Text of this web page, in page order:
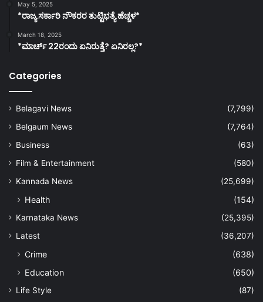
May 5, 2025
*ರಾಜ್ಯ ಸರ್ಕಾರಿ ನೌಕರರ ತುಟ್ಟಿಭತ್ಯೆ ಹೆಚ್ಚಳ*
March 18, 2025
*ಮಾರ್ಚ್ 22ರಂದು ಏನಿರುತ್ತೆ? ಏನಿರಲ್ಲ?*
Categories
Belagavi News
(7,799)
Belgaum News
(7,764)
Business
(63)
Film & Entertainment
(580)
Kannada News
(25,699)
Health (154)
Karnataka News
(25,395)
Latest
(36,207)
Crime
(638)
Education
(650)
Life Style
(87)